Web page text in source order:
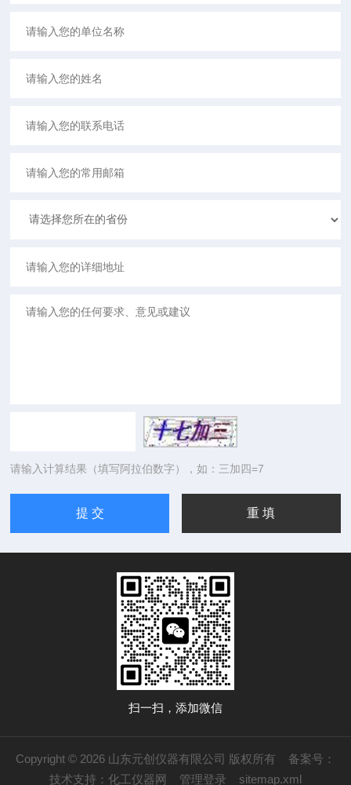
请输入计算结果（填写阿拉伯数字），如：三加四=7
扫一扫，添加微信
Copyright © 2026 山东元创仪器有限公司 版权所有 备案号：
技术支持： 化工仪器网 管理登录 sitemap.xml